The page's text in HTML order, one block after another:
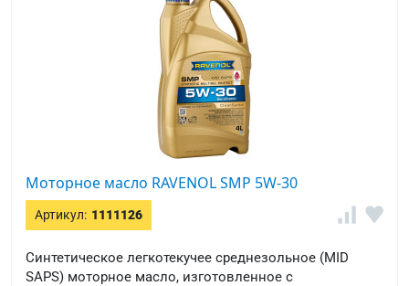
Моторное масло RAVENOL SMP 5W-30
Артикул: 1111126
Синтетическое легкотекучее среднезольное (MID
SAPS) моторное масло, изготовленное с